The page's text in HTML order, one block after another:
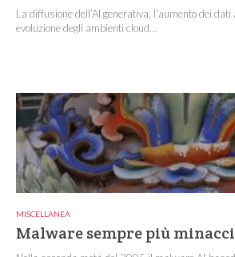
La diffusione dell’AI generativa, l’aumento dei
evoluzione degli ambienti cloud...
MISCELLANEA
Malware sempre più